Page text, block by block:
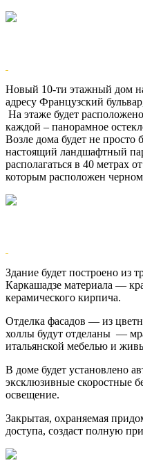
Новый 10-ти этажный дом
адресу Французский
На этаже будет
каждой – панорамное
Возле дома будет не просто
настоящий ландшафтный
располагаться в 40 метрах
которым расположен
Здание будет построено из
Каркашадзе материала —
керамического кирпича.
Отделка фасадов — из
холлы будут отделаны —
итальянской мебелью и
В доме будет установлено
эксклюзивные скоростные
освещение.
Закрытая, охраняемая
доступа, создаст полную